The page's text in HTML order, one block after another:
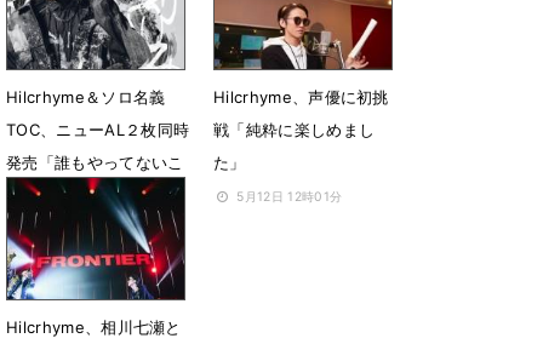
Hilcrhyme＆ソロ名義
TOC、ニューAL２枚同時
発売「誰もやってないこ
とだから俺がやる」
7月8日 18時59分
Hilcrhyme、声優に初挑
戦「純粋に楽しめまし
た」
5月12日 12時01分
Hilcrhyme、相川七瀬と